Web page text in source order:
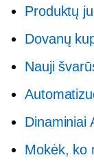
Produktų
Dovanų
Nauji
Dinaminiai
Mokėk, ko